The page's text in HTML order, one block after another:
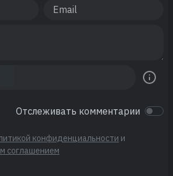
Отслеживать комментарии
конфиденциальности и
соглашением